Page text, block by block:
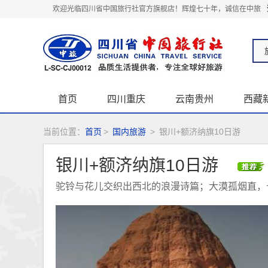
欢迎光临四川省中国旅行社官方旗舰店！辉煌七十年，诚信在中旅
首页 四川重庆 云南贵州 西藏
关于我们
当前位置： 首页 > 国内旅游 > 银川+额济纳旗10日游
银川+额济纳旗10日游
驼铃与花儿交织出西北的浪漫诗篇；大漠孤烟直